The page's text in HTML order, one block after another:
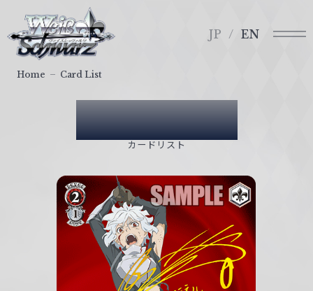
ァ
イ
JP EN
Card List
カードリスト
Home Card List